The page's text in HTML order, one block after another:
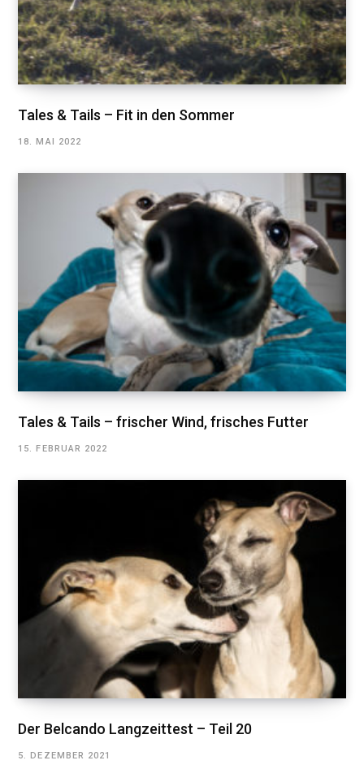
Tales & Tails – Fit in den Sommer
18. MAI 2022
Tales & Tails – frischer Wind, frisches Futter
15. FEBRUAR 2022
Der Belcando Langzeittest – Teil 20
5. DEZEMBER 2021